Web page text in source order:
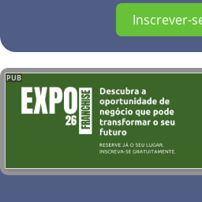
Inscrever-
PUB